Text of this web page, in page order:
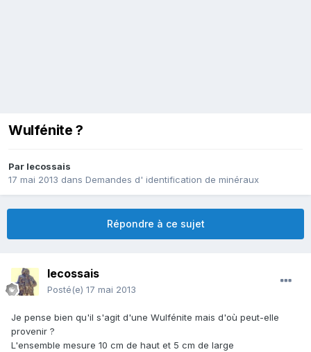
Wulfénite ?
Par lecossais
17 mai 2013 dans Demandes d' identification de minéraux
Répondre à ce sujet
lecossais
Posté(e) 17 mai 2013
Je pense bien qu'il s'agit d'une Wulfénite mais d'où peut-elle
provenir ?
L'ensemble mesure 10 cm de haut et 5 cm de large